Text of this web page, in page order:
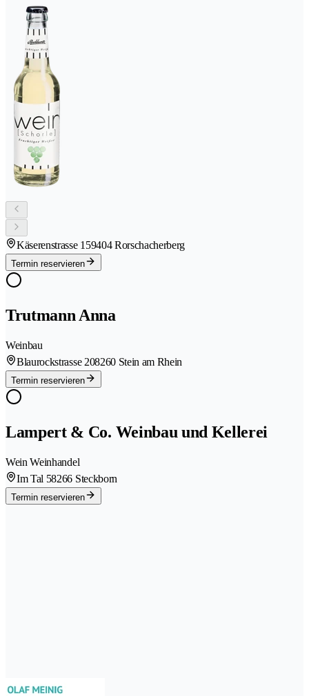
Käserenstrasse 159404 Rorschacherberg
Termin reservieren
Trutmann Anna
Weinbau
Blaurockstrasse 208260 Stein am Rhein
Termin reservieren
Lampert & Co. Weinbau und Kellerei
Wein Weinhandel
Im Tal 58266 Steckborn
Termin reservieren